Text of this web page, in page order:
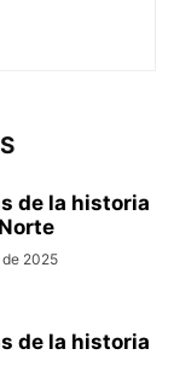
de la historia
de 2025
de la historia